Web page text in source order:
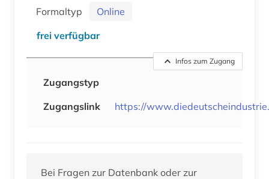
Formaltyp
Online
frei verfügbar
Infos zum Zugang
Zugangstyp
Zugangslink
https://
Bei Fragen zur Datenbank oder zur